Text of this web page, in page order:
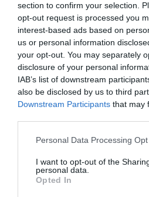
section to confirm your selection.
opt-out request is processed you
interest-based ads based on
us or personal information
your opt-out. You may separately
disclosure of your personal
IAB’s list of downstream
also be disclosed by us to third
Downstream Participants that may
Personal Data Processing
I want to opt-out of the
personal data.
Opted In
στους βασικούς κανόνες
σωστή µεταχείριση του
απελευθέρωσή του. Στο τέλος
ακολούθησε οµιλία από το
από την οποία πέρασαν
αισθήµατος προστασίας για
διάρκεια µιας αλιευτικής ηµέρας
νεαροί ερασιτέχνες
για τη συµµετοχή τους, και
πρώτοι νικητές κέρδισαν
µετάλλια.
Η ιδέα-πρωτοβουλία για αυτή τη